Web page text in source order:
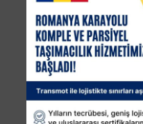
2. Parsiyel
taşımacılık
3. Taşımalarınız